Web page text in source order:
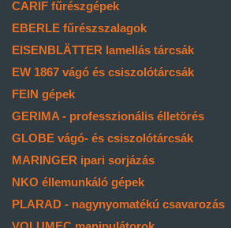
CARIF fűrészgépek
EBERLE fűrészszalagok
EISENBLÄTTER lamellás tárcsák
EW 1867 vágó és csiszolótárcsák
FEIN gépek
GERIMA - professzionális élletörés
GLOBE vágó- és csiszolótárcsák
MARINGER ipari sorjázás
NKO éllemunkáló gépek
PLARAD - nagynyomatékú csavarozás